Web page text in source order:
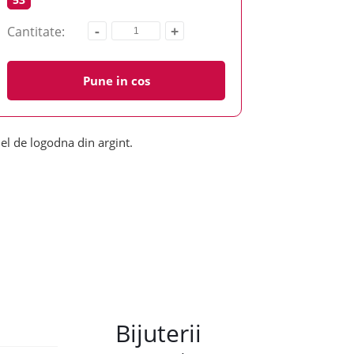
Cantitate: - +
Pune in cos
de logodna din argint.
Bijuterii